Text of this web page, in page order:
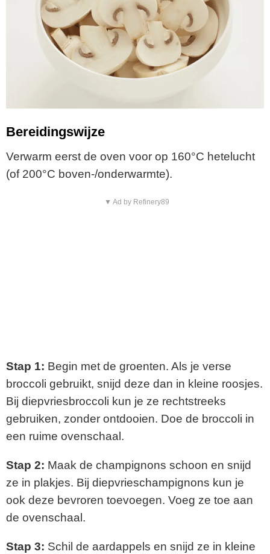
Bereidingswijze
Verwarm eerst de oven voor op 160°C hetelucht
(of 200°C boven-/onderwarmte).
▼ Ad by Refinery89
Stap 1: Begin met de groenten. Als je verse
broccoli gebruikt, snijd deze dan in kleine roosjes.
Bij diepvriesbroccoli kun je ze rechtstreeks
gebruiken, zonder ontdooien. Doe de broccoli in
een ruime ovenschaal.
Stap 2: Maak de champignons schoon en snijd
ze in plakjes. Bij diepvrieschampignons kun je
ook deze bevroren toevoegen. Voeg ze toe aan
de ovenschaal.
Stap 3: Schil de aardappels en snijd ze in kleine